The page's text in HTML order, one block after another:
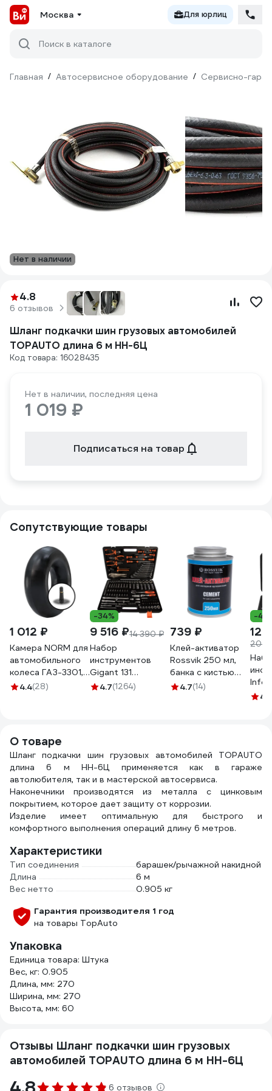
Москва Для юрлиц
Поиск в каталоге
Главная / Автосервисное оборудование / Сервисно-
Нет в наличии
4.8
6 отзывов
Шланг подкачки шин грузовых автомобилей
TOPAUTO длина 6 м НН-6Ц
Код товара: 16028435
Нет в наличии, последняя цена
1 019 ₽
Подписаться на товар
Сопутствующие товары
1 012 ₽
Камера NORM для
автомобильного
колеса ГАЗ-3301,
Газель, R16
4.4(28)
-34%
9 516 ₽14 390 ₽
Набор
инструментов
Gigant 131
предмет, Сталь
4.7(1264)
739 ₽
Клей-активатор
Rossvik 250 мл,
банка с кистью
K.025.K.2
4.7(14)
-
12
20
4.4
О товаре
Шланг подкачки шин грузовых автомобилей TOPAUTO
длина 6 м НН-6Ц применяется как в гараже
автолюбителя, так и в мастерской автосервиса.
Наконечники производятся из металла с цинковым
покрытием, которое дает защиту от коррозии.
Изделие имеет оптимальную для быстрого и
комфортного выполнения операций длину 6 метров.
Характеристики
Тип соединения
барашек/рычажной накидной
Длина
6 м
Вес нетто
0.905 кг
Гарантия производителя 1 год
на товары TopAuto
Упаковка
Единица товара: Штука
Вес, кг: 0.905
Длина, мм: 270
Ширина, мм: 270
Высота, мм: 60
Отзывы Шланг подкачки шин грузовых
автомобилей TOPAUTO длина 6 м НН-6Ц
6 отзывов